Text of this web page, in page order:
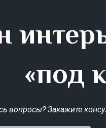
«под
вопросы? Закажите